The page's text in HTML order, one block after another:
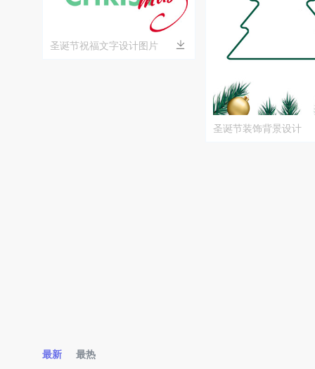
圣诞节祝福文字设计图片
圣诞节装饰背景设计
最新 最热